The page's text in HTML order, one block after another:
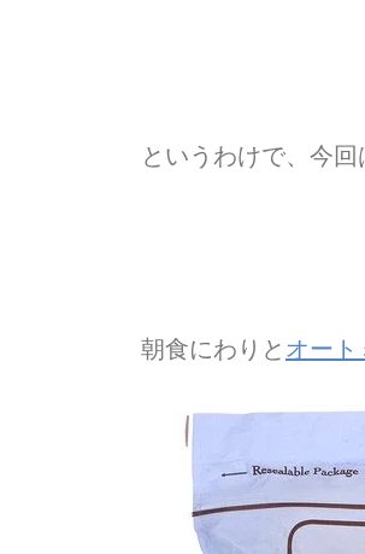
というわけで、今
朝食にわりと オート